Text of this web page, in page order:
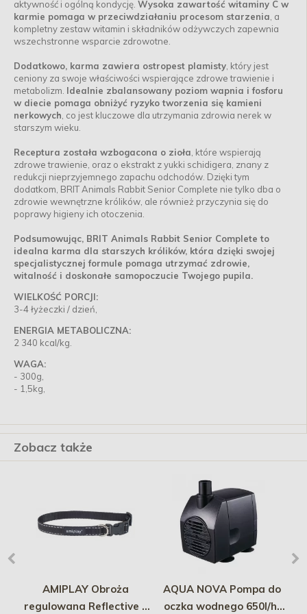
aktywność i ogólną kondycję. Wysoka zawartość witaminy C w
karmie pomaga w przeciwdziałaniu procesom starzenia , a
kompletny zestaw witamin i składników odżywczych zapewnia
wszechstronne wsparcie zdrowotne.
Dodatkowo, karma zawiera ostropest plamisty , który jest
ceniony za swoje właściwości wspierające zdrowe trawienie i
metabolizm. Idealnie zbalansowany poziom wapnia i fosforu
w diecie pomaga obniżyć ryzyko tworzenia się kamieni
nerkowych , co jest kluczowe dla utrzymania zdrowia nerek w
starszym wieku.
Receptura została wzbogacona o zioła , które wspierają
zdrowe trawienie, oraz o ekstrakt z yukki schidigera, znany z
redukcji nieprzyjemnego zapachu odchodów. Dzięki tym
dodatkom, BRIT Animals Rabbit Senior Complete nie tylko dba o
zdrowie wewnętrzne królików, ale również przyczynia się do
poprawy higieny ich otoczenia.
Podsumowując, BRIT Animals Rabbit Senior Complete to
idealna karma dla starszych królików, która dzięki swojej
specjalistycznej formule pomaga utrzymać zdrowie,
witalność i doskonałe samopoczucie Twojego pupila.
WIELKOŚĆ PORCJI:
3-4 łyżeczki / dzień,
ENERGIA METABOLICZNA:
2 340 kcal/kg.
WAGA:
- 300g,
- 1,5kg,
Zobacz także
AMIPLAY Obroża
regulowana Reflective -
AQUA NOVA Pompa do
oczka wodnego 650l/h,